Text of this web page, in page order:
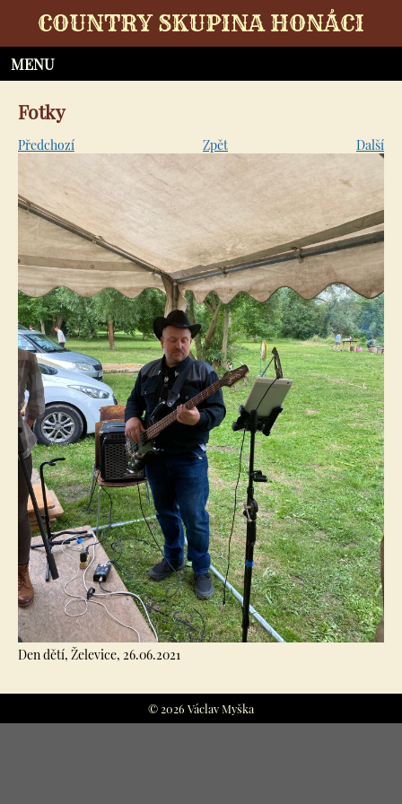
COUNTRY SKUPINA HONÁCI
Fotky
Předchozí Zpět Další
Den dětí, Želevice, 26.06.2021
© 2026 Václav Myška